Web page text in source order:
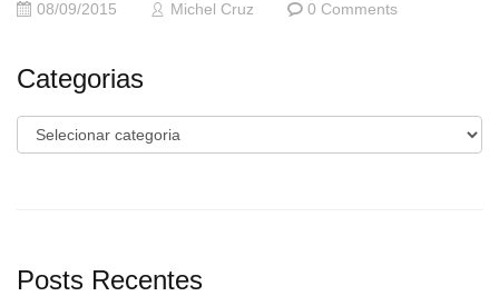
08/09/2015 Michel Cruz 0 Comments
Categorias
Categorias
Posts Recentes